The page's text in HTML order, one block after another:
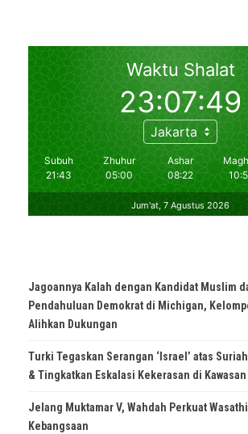
Jagoannya Kalah dengan Kandidat Muslim
Pendahuluan Demokrat di Michigan,
Alihkan Dukungan
Turki Tegaskan Serangan ‘Israel’ atas
& Tingkatkan Eskalasi Kekerasan di Kawasan
Jelang Muktamar V, Wahdah Perkuat
Kebangsaan